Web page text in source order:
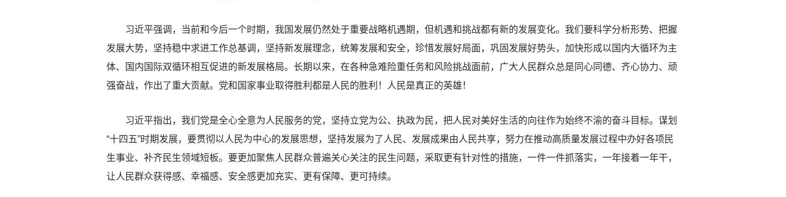
习近平强调，当前和今后一个时期，我国发展仍然处于重要战略机遇期，但机遇和挑战都有新的发展变化。我们要科学分析形势、把握
发展大势，坚持稳中求进工作总基调，坚持新发展理念，统筹发展和安全，珍惜发展好局面，巩固发展好势头，加快形成以国内大循环为主
体、国内国际双循环相互促进的新发展格局。长期以来，在各种急难险重任务和风险挑战面前，广大人民群众总是同心同德、齐心协力、顽
强奋战，作出了重大贡献。党和国家事业取得胜利都是人民的胜利！人民是真正的英雄！
习近平指出，我们党是全心全意为人民服务的党，坚持立党为公、执政为民，把人民对美好生活的向往作为始终不渝的奋斗目标。谋划
“十四五”时期发展，要贯彻以人民为中心的发展思想，坚持发展为了人民、发展成果由人民共享，努力在推动高质量发展过程中办好各项民
生事业、补齐民生领域短板。要更加聚焦人民群众普遍关心关注的民生问题，采取更有针对性的措施，一件一件抓落实，一年接着一年干，
让人民群众获得感、幸福感、安全感更加充实、更有保障、更可持续。